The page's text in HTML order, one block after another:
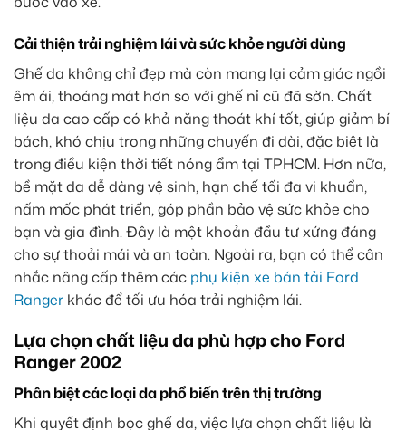
Cải thiện trải nghiệm lái và sức khỏe người dùng
Ghế da không chỉ đẹp mà còn mang lại cảm giác ngồi
êm ái, thoáng mát hơn so với ghế nỉ cũ đã sờn. Chất
liệu da cao cấp có khả năng thoát khí tốt, giúp giảm bí
bách, khó chịu trong những chuyến đi dài, đặc biệt là
trong điều kiện thời tiết nóng ẩm tại TPHCM. Hơn nữa,
bề mặt da dễ dàng vệ sinh, hạn chế tối đa vi khuẩn,
nấm mốc phát triển, góp phần bảo vệ sức khỏe cho
bạn và gia đình. Đây là một khoản đầu tư xứng đáng
cho sự thoải mái và an toàn. Ngoài ra, bạn có thể cân
nhắc nâng cấp thêm các phụ kiện xe bán tải Ford
Ranger khác để tối ưu hóa trải nghiệm lái.
Lựa chọn chất liệu da phù hợp cho Ford
Ranger 2002
Phân biệt các loại da phổ biến trên thị trường
Khi quyết định bọc ghế da, việc lựa chọn chất liệu là